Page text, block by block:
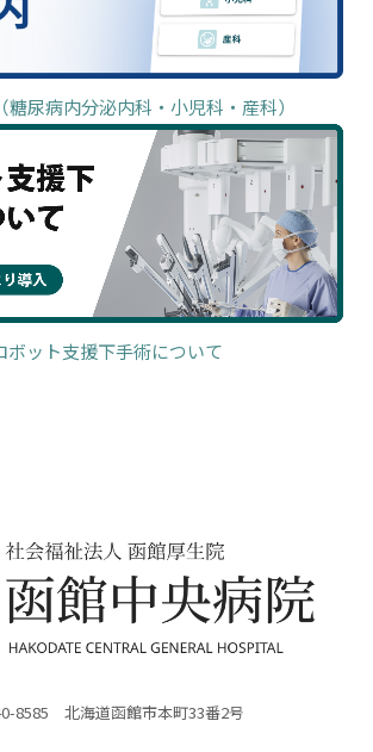
糖尿病内分泌内科・小児科・産科）
ボット支援下手術について
8585 北海道函館市本町33番2号